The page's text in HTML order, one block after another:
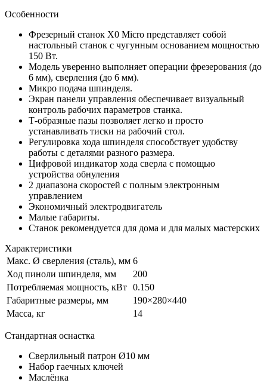
Особенности
Фрезерный станок X0 Micro представляет собой
настольный станок с чугунным основанием мощностью
150 Вт.
Модель уверенно выполняет операции фрезерования (до
6 мм), сверления (до 6 мм).
Микро подача шпинделя.
Экран панели управления обеспечивает визуальный
контроль рабочих параметров станка.
Т-образные пазы позволяет легко и просто
устанавливать тиски на рабочий стол.
Регулировка хода шпинделя способствует удобству
работы с деталями разного размера.
Цифровой индикатор хода сверла с помощью
устройства обнуления
2 диапазона скоростей с полным электронным
управлением
Экономичный электродвигатель
Малые габариты.
Станок рекомендуется для дома и для малых мастерских
Характеристики
Макс. Ø сверления (сталь), мм 6
Ход пиноли шпинделя, мм
200
Потребляемая мощность, кВт 0.150
Габаритные размеры, мм
190×280×440
Масса, кг
14
Стандартная оснастка
Сверлильный патрон Ø10 мм
Набор гаечных ключей
Маслёнка